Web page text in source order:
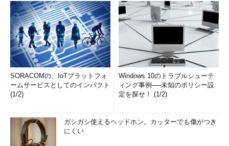
SORACOMの、IoTプラットフォ
ームサービスとしてのインパクト
(1/2)
Windows 10のトラブルシューテ
ィング事例──未知のポリシー設
定を探せ！ (1/2)
ガシガシ使えるヘッドホン。カッターでも傷がつき
にくい